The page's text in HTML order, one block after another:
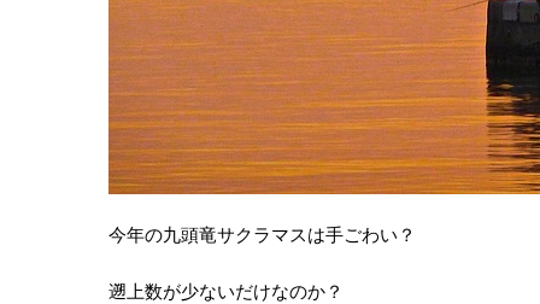
今年の九頭竜サクラマスは手ごわい？
遡上数が少ないだけなのか？